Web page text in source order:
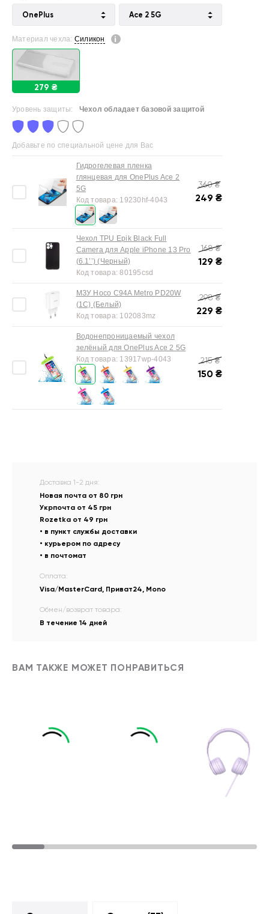
OnePlus Ace 2 5G
Материал чехла: Силикон
279 ₴
Уровень защиты: Чехол обладает базовой защитой
Добавьте по специальной цене для Вас
Гидрогелевая пленка
глянцевая для OnePlus Ace 2
5G
Код товара: 19230hf-4043
360₴
249 ₴
Чехол TPU Epik Black Full
Camera для Apple iPhone 13 Pro
(6.1’’) (Черный)
Код товара:80195csd
168₴
129 ₴
МЗУ Hoco C94A Metro PD20W
(1C) (Белый)
Код товара: 102083mz
298₴
229 ₴
Водонепроницаемый чехол
зелёный для OnePlus Ace 2 5G
Код товара: 13917wp-4043 215₴
150 ₴
Доставка 1-2 дня:
Новая почта от 80 грн
Укрпочта от 45 грн
Rozetka от 49 грн
• в пункт службы доставки
• курьером по адресу
• в почтомат
Оплата:
Visa/MasterCard, Приват24, Mono
Обмен/возврат товара:
В течение 14 дней
ВАМ ТАКЖЕ МОЖЕТ ПОНРАВИТЬСЯ